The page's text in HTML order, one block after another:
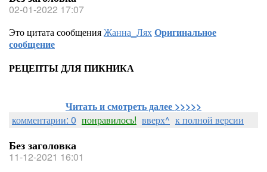
02-01-2022 17:07
Это цитата сообщенияЖанна_ЛяхОригинальное
сообщение
РЕЦЕПТЫ ДЛЯ ПИКНИКА
Читать и смотреть далее >>>>>
комментарии: 0 понравилось! вверх^ к полной версии
Без заголовка
11-12-2021 16:01